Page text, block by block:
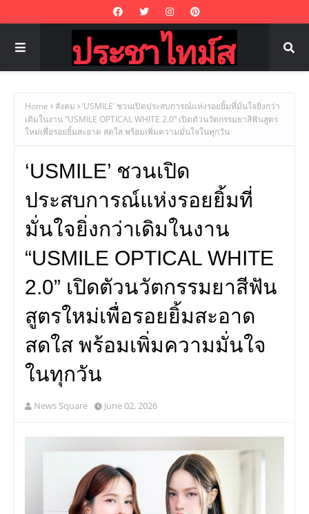
Home สังคม
‘USMILE’ ชวนเปิดประสบการณ์แห่งรอยยิ้มที่มั่นใจยิ่งกว่า
เดิมในงาน “USMILE OPTICAL WHITE 2.0” เปิดตัวนวัตกรรมยาสีฟันสูตร
ใหม่เพื่อรอยยิ้มสะอาด สดใส พร้อมเพิ่มความมั่นใจในทุกวัน
‘USMILE’ ชวนเปิด
ประสบการณ์แห่งรอยยิ้มที่
มั่นใจยิ่งกว่าเดิมในงาน
“USMILE OPTICAL WHITE
2.0” เปิดตัวนวัตกรรมยาสีฟัน
สูตรใหม่เพื่อรอยยิ้มสะอาด
สดใส พร้อมเพิ่มความมั่นใจ
ในทุกวัน
News Square June 02, 2026